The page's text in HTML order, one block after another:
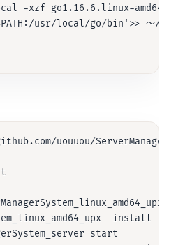
-xzf go1.16.6.linux-
usr/local/go/bin'>>
uouuou/
install
start